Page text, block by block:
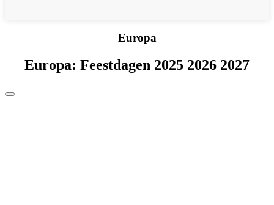
Europa
Europa: Feestdagen 2025 2026 2027